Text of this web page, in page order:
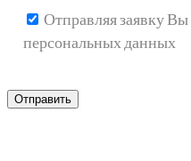
Отправляя заявку Вы
персональных данных